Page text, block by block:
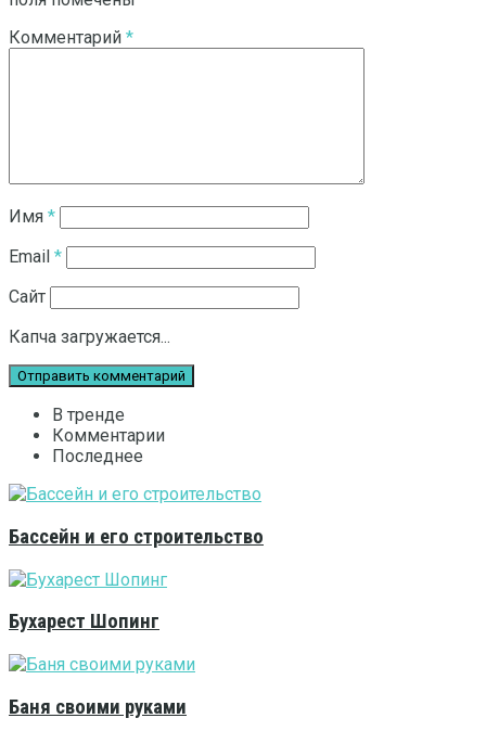
Комментарий *
Имя *
Email *
Сайт
Капча загружается...
В тренде
Комментарии
Последнее
Бассейн и его строительство
Бухарест Шопинг
Баня своими руками